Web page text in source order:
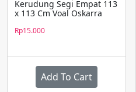
Kerudung Segi Empat 113
x 113 Cm Voal Oskarra
Rp15.000
Add To Cart
Produk